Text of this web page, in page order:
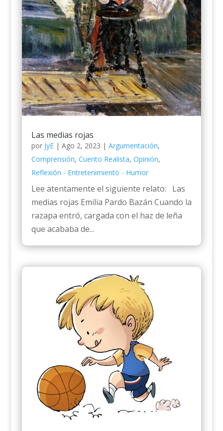
Las medias rojas
por JyE| Ago 2, 2023 | Argumentación,
Comprensión, Cuento Realista, Opinión,
Reflexión - Entretenimiento - Humor
Lee atentamente el siguiente relato: Las
medias rojas Emilia Pardo Bazán Cuando la
razapa entró, cargada con el haz de leña
que acababa de...